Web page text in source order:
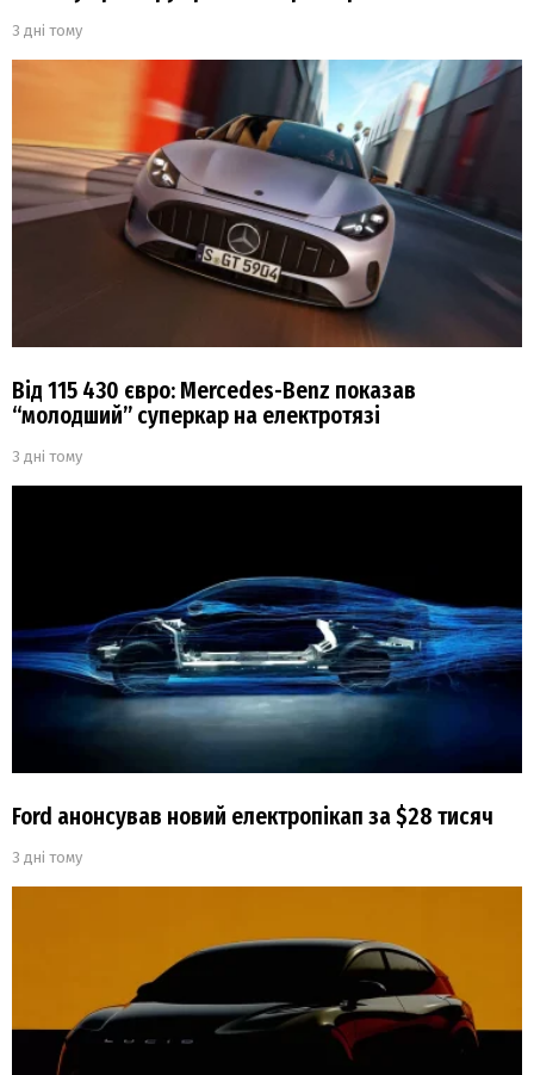
3 дні тому
Від 115 430 євро: Mercedes-Benz показав
“молодший” суперкар на електротязі
3 дні тому
Ford анонсував новий електропікап за $28 тисяч
3 дні тому